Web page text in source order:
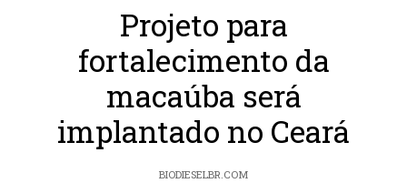
Projeto para
fortalecimento da
macaúba será
implantado no Ceará
BIODIESELBR.COM